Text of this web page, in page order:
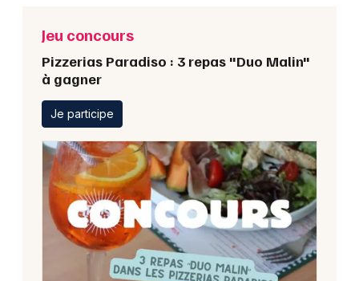
Jeu concours
Pizzerias Paradiso : 3 repas "Duo Malin"
à gagner
Je participe